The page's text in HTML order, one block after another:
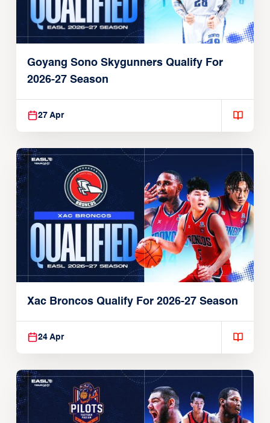
Goyang Sono Skygunners Qualify For
2026-27 Season
27 Apr
Xac Broncos Qualify For 2026-27 Season
24 Apr